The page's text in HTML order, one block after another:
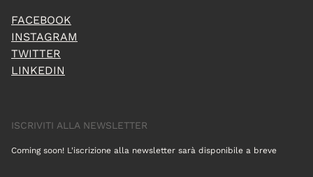
FACEBOOK
INSTAGRAM
TWITTER
LINKEDIN
ISCRIVITI ALLA NEWSLETTER
Coming soon! L'iscrizione alla newsletter sarà disponibile a breve